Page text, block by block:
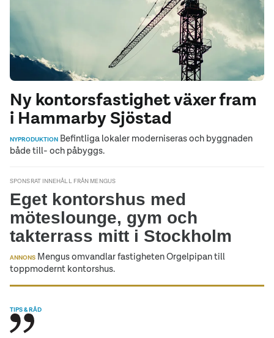
Ny kontorsfastighet växer fram
i Hammarby Sjöstad
NYPRODUKTION Befintliga lokaler moderniseras och byggnaden
både till- och påbyggs.
SPONSRAT INNEHÅLL FRÅN MENGUS
Eget kontorshus med
möteslounge, gym och
takterrass mitt i Stockholm
ANNONS Mengus omvandlar fastigheten Orgelpipan till
toppmodernt kontorshus.
TIPS & RÅD